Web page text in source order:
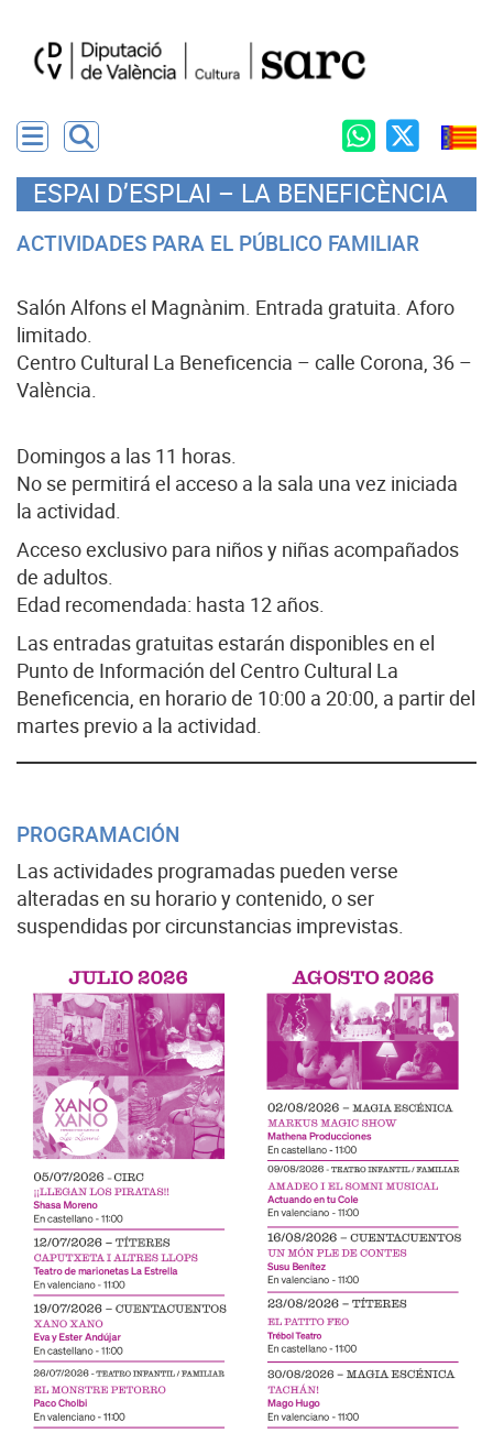
ESPAI D’ESPLAI – LA BENEFICÈNCIA
ACTIVIDADES PARA EL PÚBLICO FAMILIAR
Salón Alfons el Magnànim. Entrada gratuita. Aforo
limitado.
Centro Cultural La Beneficencia – calle Corona, 36 –
València.
Domingos a las 11 horas.
No se permitirá el acceso a la sala una vez iniciada
la actividad.
Acceso exclusivo para niños y niñas acompañados
de adultos.
Edad recomendada: hasta 12 años.
Las entradas gratuitas estarán disponibles en el
Punto de Información del Centro Cultural La
Beneficencia, en horario de 10:00 a 20:00, a partir del
martes previo a la actividad.
PROGRAMACIÓN
Las actividades programadas pueden verse
alteradas en su horario y contenido, o ser
suspendidas por circunstancias imprevistas.